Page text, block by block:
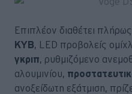
Επιπλέον διαθέτει πλήρως
KYB, LED προβολείς
γκριπ, ρυθμιζόμενο
αλουμινίου,
ανοξείδωτη εξάτμιση,